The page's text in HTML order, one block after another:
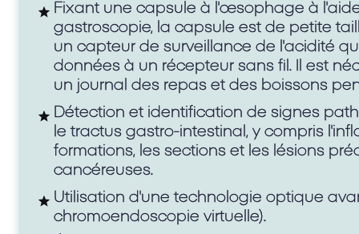
Fixant une capsule à l'œsophage à
gastroscopie, la capsule est de petite
un capteur de surveillance de l'acidité
données à un récepteur sans fil. Il est
un journal des repas et des boissons
Détection et identification de signes
le tractus gastro-intestinal, y compris
formations, les sections et les lésions
cancéreuses.
Utilisation d'une technologie optique
chromoendoscopie virtuelle).
Formulaire pour les détails